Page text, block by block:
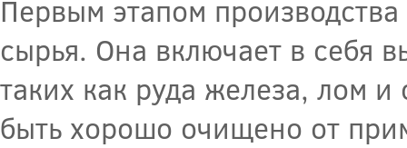
Первым этапом
сырья. Она включает в себя
таких как руда железа, лом
быть хорошо очищено от